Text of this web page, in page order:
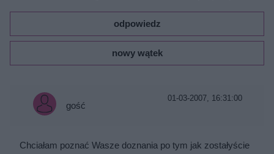
odpowiedz
nowy wątek
gość
01-03-2007, 16:31:00
Chciałam poznać Wasze doznania po tym jak zostałyście